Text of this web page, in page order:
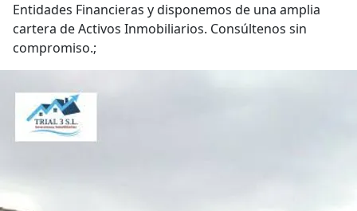
Entidades Financieras y disponemos de una amplia
cartera de Activos Inmobiliarios. Consúltenos sin
compromiso.;